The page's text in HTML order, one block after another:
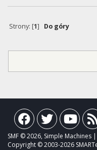
Strony: [1] Do góry
SMF © 2026, Simple Machines
Copyright © 2003-2026